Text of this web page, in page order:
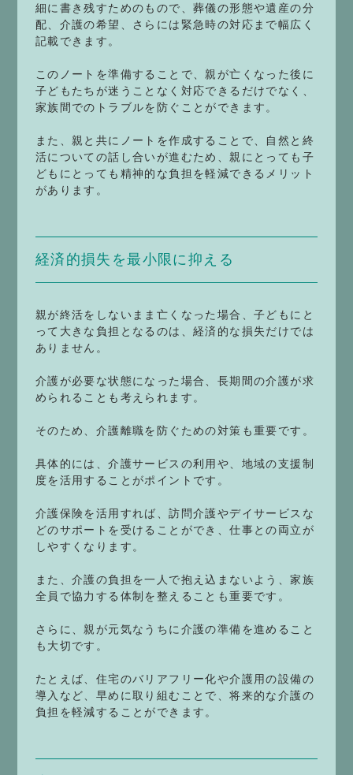
細に書き残すためのもので、葬儀の形態や遺産の分
配、介護の希望、さらには緊急時の対応まで幅広く
記載できます。
このノートを準備することで、親が亡くなった後に
子どもたちが迷うことなく対応できるだけでなく、
家族間でのトラブルを防ぐことができます。
また、親と共にノートを作成することで、自然と終
活についての話し合いが進むため、親にとっても子
どもにとっても精神的な負担を軽減できるメリット
があります。
経済的損失を最小限に抑える
親が終活をしないまま亡くなった場合、子どもにと
って大きな負担となるのは、経済的な損失だけでは
ありません。
介護が必要な状態になった場合、長期間の介護が求
められることも考えられます。
そのため、介護離職を防ぐための対策も重要です。
具体的には、介護サービスの利用や、地域の支援制
度を活用することがポイントです。
介護保険を活用すれば、訪問介護やデイサービスな
どのサポートを受けることができ、仕事との両立が
しやすくなります。
また、介護の負担を一人で抱え込まないよう、家族
全員で協力する体制を整えることも重要です。
さらに、親が元気なうちに介護の準備を進めること
も大切です。
たとえば、住宅のバリアフリー化や介護用の設備の
導入など、早めに取り組むことで、将来的な介護の
負担を軽減することができます。